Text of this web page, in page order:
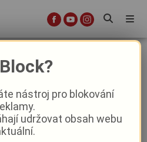
vyhrála: Město
bez hazardu
Plzně
nástroj pro blokování
udržovat obsah webu